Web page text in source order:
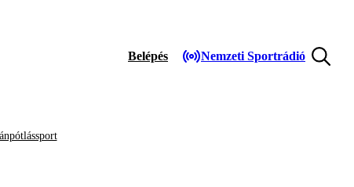
Belépés Nemzeti Sportrádió